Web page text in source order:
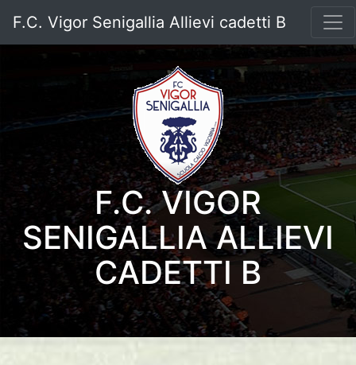
F.C. Vigor Senigallia Allievi cadetti B
F.C. VIGOR
SENIGALLIA ALLIEVI
CADETTI B